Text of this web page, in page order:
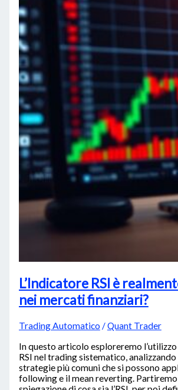
L’Indicatore RSI è
nei mercati finanziari?
Trading Automatico /Quant Trader
In questo articolo esploreremo
RSI nel trading sistematico,
strategie più comuni che si possono
following e il mean reverting. Partiremo